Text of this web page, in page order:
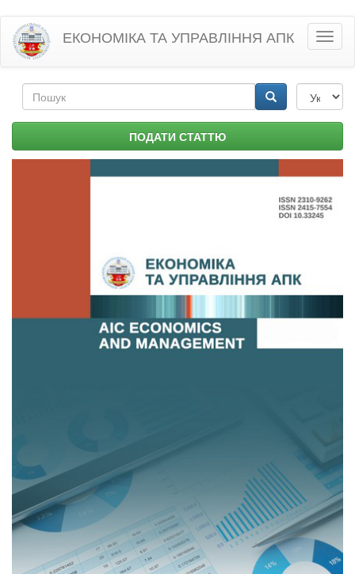
Перейти
основного
матеріалу
ЕКОНОМІКА ТА УПРАВЛІННЯ АПК
Пошукова
форма ПОДАТИ СТАТТЮ